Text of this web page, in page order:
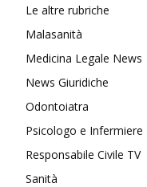
Le altre rubriche
Malasanità
Medicina Legale News
News Giuridiche
Odontoiatra
Psicologo e Infermiere
Responsabile Civile TV
Sanità